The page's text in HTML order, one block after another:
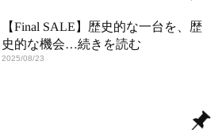
【Final SALE】歴史的な一台を、歴
史的な機会…続きを読む
2025/08/23